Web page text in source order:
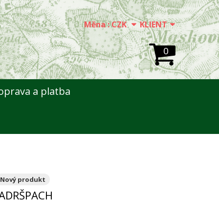
KLIENT
Měna :CZK
0
a platba
Nový produkt